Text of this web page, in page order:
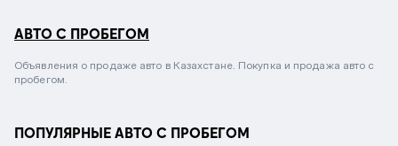
АВТО С ПРОБЕГОМ
Объявления о продаже авто в Казахстане. Покупка и продажа авто с
пробегом.
ПОПУЛЯРНЫЕ АВТО С ПРОБЕГОМ